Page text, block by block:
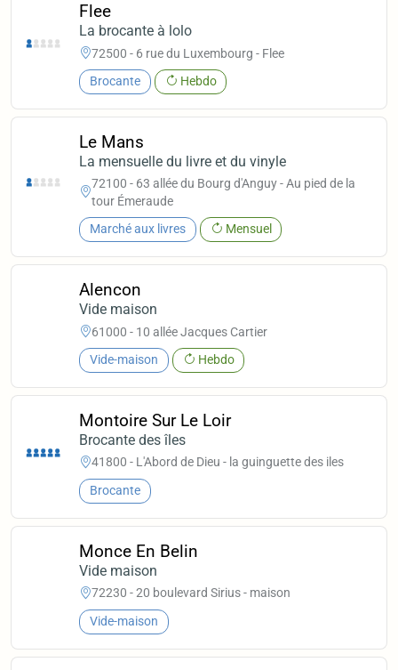
Flee
La brocante à lolo
72500 - 6 rue du Luxembourg - Flee
Brocante Hebdo
Le Mans
La mensuelle du livre et du vinyle
72100 - 63 allée du Bourg d'Anguy - Au pied de la
tour Émeraude
Marché aux livres Mensuel
Alencon
Vide maison
61000 - 10 allée Jacques Cartier
Vide-maison Hebdo
Montoire Sur Le Loir
Brocante des îles
41800 - L'Abord de Dieu - la guinguette des iles
Brocante
Monce En Belin
Vide maison
72230 - 20 boulevard Sirius - maison
Vide-maison